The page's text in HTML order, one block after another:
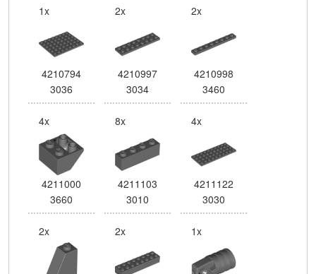
1x
4210794
3036
2x
4210997
3034
2x
4210998
3460
4x
4211000
3660
8x
4211103
3010
4x
4211122
3030
2x 2x 1x